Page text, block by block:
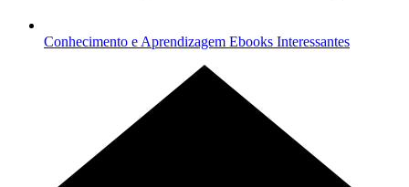
Conhecimento e Aprendizagem Ebooks Interessantes